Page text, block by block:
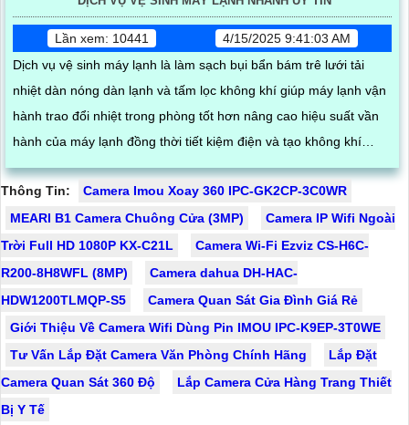
Lần xem: 10441
4/15/2025 9:41:03 AM
Dịch vụ vệ sinh máy lạnh là làm sạch bụi bẩn bám trê lưới tải
nhiệt dàn nóng dàn lạnh và tấm lọc không khí giúp máy lạnh vận
hành trao đổi nhiệt trong phòng tốt hơn nâng cao hiệu suất vần
hành của máy lạnh đồng thời tiết kiệm điện và tạo không khí
trong lành chống mùi hôi
Thông Tin:
Camera Imou Xoay 360 IPC-GK2CP-3C0WR
MEARI B1 Camera Chuông Cửa (3MP)
Camera IP Wifi Ngoài
Trời Full HD 1080P KX-C21L
Camera Wi-Fi Ezviz CS-H6C-
R200-8H8WFL (8MP)
Camera dahua DH-HAC-
HDW1200TLMQP-S5
Camera Quan Sát Gia Đình Giá Rẻ
Giới Thiệu Về Camera Wifi Dùng Pin IMOU IPC-K9EP-3T0WE
Tư Vấn Lắp Đặt Camera Văn Phòng Chính Hãng
Lắp Đặt
Camera Quan Sát 360 Độ
Lắp Camera Cửa Hàng Trang Thiết
Bị Y Tế